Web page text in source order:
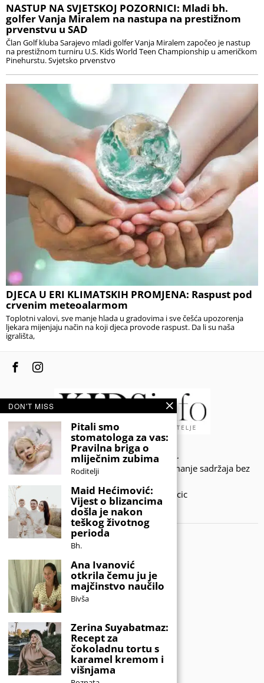
NASTUP NA SVJETSKOJ POZORNICI: Mladi bh.
golfer Vanja Miralem na nastupa na prestižnom
prvenstvu u SAD
Član Golf kluba Sarajevo mladi golfer Vanja Miralem započeo je nastup
na prestižnom turniru U.S. Kids World Teen Championship u američkom
Pinehurstu. Svjetsko prvenstvo
DJECA U ERI KLIMATSKIH PROMJENA: Raspust pod
crvenim meteoalarmom
Toplotni valovi, sve manje hlada u gradovima i sve češća upozorenja
ljekara mijenjaju način na koji djeca provode raspust. Da li su naša
igrališta,
© 2020 - KIDSINFO.BA.
Sva prava zadržana. Zabranjeno preuzimanje sadržaja bez
Developed by Amar SIjercic
IZAŠAO JE NOVI MAGAZIN!
DON'T MISS
Pitali smo
stomatologa za vas:
Pravilna briga o
mliječnim zubima
Roditelji
Maid Hećimović:
Vijest o blizancima
došla je nakon
teškog životnog
perioda
Bh.
Ana Ivanović
otkrila čemu ju je
majčinstvo naučilo
Bivša
Zerina Suyabatmaz:
Recept za
čokoladnu tortu s
karamel kremom i
višnjama